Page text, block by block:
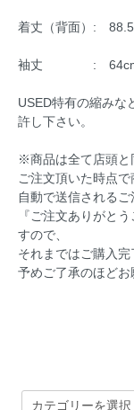
着丈（背面）:
袖丈 :
USED特有の縮みな
許し下さい。
※商品は全て店頭と
ご注文頂いた時点で
自動で送信される
『ご注文ありがと
すので、
それまではご購入完
予めご了承のほどお